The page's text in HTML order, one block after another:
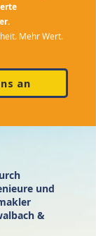
Mehr Wert.
an
und
&